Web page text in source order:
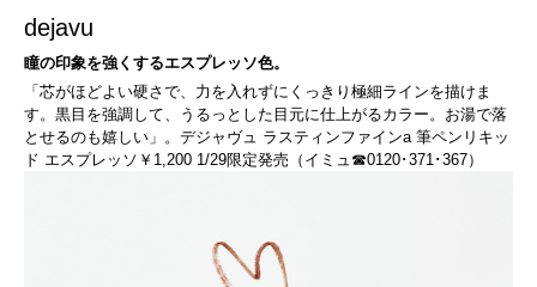
dejavu
瞳の印象を強くするエスプレッソ色。
「芯がほどよい硬さで、力を入れずにくっきり極細ラインを描けま
す。黒目を強調して、うるっとした目元に仕上がるカラー。お湯で落
とせるのも嬉しい」。デジャヴュ ラスティンファインa 筆ペンリキッ
ド エスプレッソ￥1,200 1/29限定発売（イミュ☎0120･371･367）